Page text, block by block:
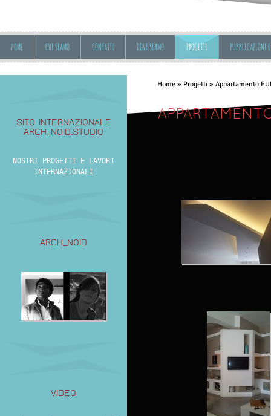
HOME CHI SIAMO CONTATTI DOVE SIAMO PROGETTI PUBBLICAZIONI E
Home » Progetti » Appartamento
SITO INTERNAZIONALE
ARCH_NOID.STUDIO
NOSTRI PROGETTI E LAVORI
INTERNAZIONALI
ARCH_NOID
VIDEO